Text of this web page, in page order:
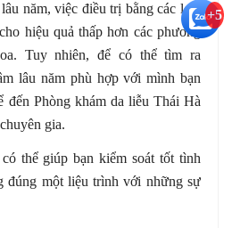
năm, việc điều trị bằng các loại
hiệu quả thấp hơn các phương
Tuy nhiên, để có thể tìm ra
lâu năm phù hợp với mình bạn
đến Phòng khám da liễu Thái Hà
gia.
thể giúp bạn kiểm soát tốt tình
đúng một liệu trình với những sự
+5